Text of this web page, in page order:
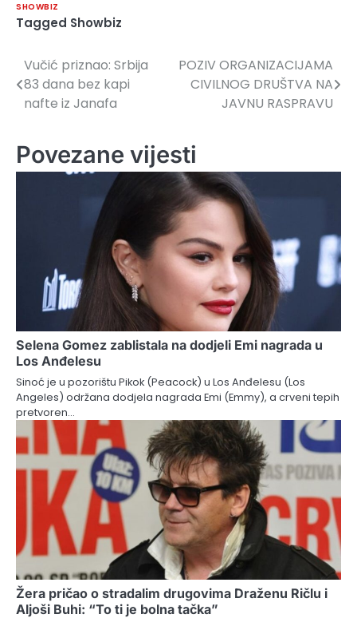
SHOWBIZ
Tagged Showbiz
Navigacija
članaka
Vučić priznao: Srbija
83 dana bez kapi
nafte iz Janafa
POZIV ORGANIZACIJAMA
CIVILNOG DRUŠTVA NA
JAVNU RASPRAVU
Povezane vijesti
Selena Gomez zablistala na dodjeli Emi nagrada u
Los Anđelesu
Sinoć je u pozorištu Pikok (Peacock) u Los Anđelesu (Los
Angeles) održana dodjela nagrada Emi (Emmy), a crveni tepih
pretvoren…
Žera pričao o stradalim drugovima Draženu Ričlu i
Aljoši Buhi: “To ti je bolna tačka”